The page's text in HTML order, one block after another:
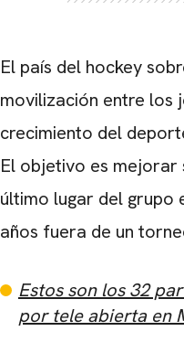
El país del hockey
movilización entre los
crecimiento del
El objetivo es mejorar
último lugar del grupo
años fuera de un
Estos son los 32
por tele abierta en